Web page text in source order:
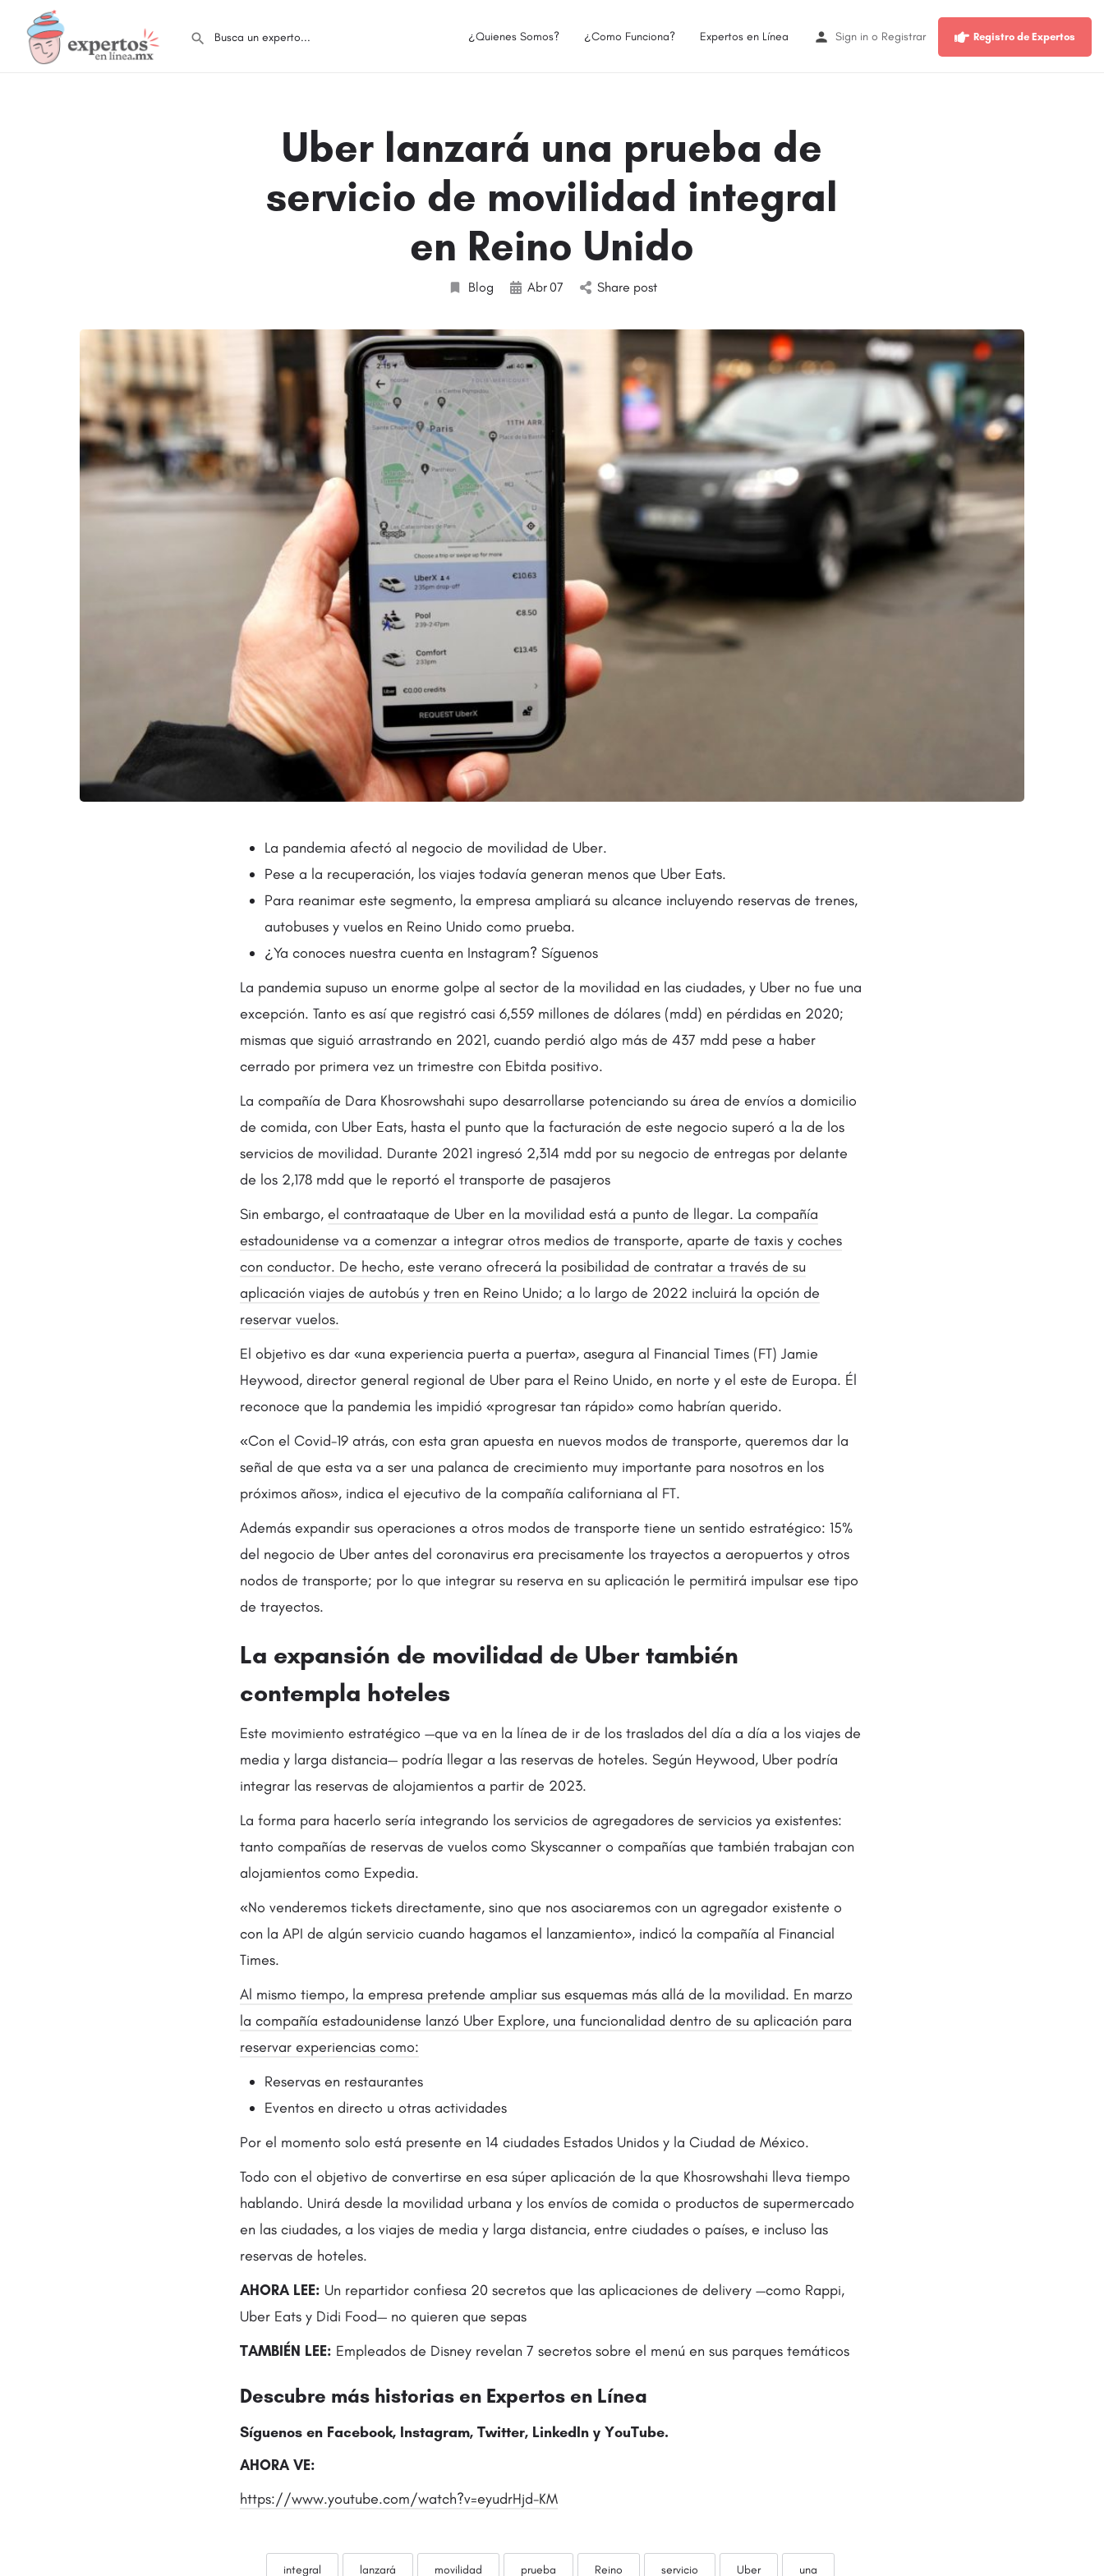
¿Quienes Somos? ¿Como Funciona? Expertos en Línea Sign in o Registrar Registro de Expertos
Uber lanzará una prueba de
servicio de movilidad integral
en Reino Unido
Blog Abr07 Share post
La pandemia afectó al negocio de movilidad de Uber.
Pese a la recuperación, los viajes todavía generan menos que Uber Eats.
Para reanimar este segmento, la empresa ampliará su alcance incluyendo reservas de trenes,
autobuses y vuelos en Reino Unido como prueba.
¿Ya conoces nuestra cuenta en Instagram? Síguenos
La pandemia supuso un enorme golpe al sector de la movilidad en las ciudades, y Uber no fue una
excepción. Tanto es así que registró casi 6,559 millones de dólares (mdd) en pérdidas en 2020;
mismas que siguió arrastrando en 2021, cuando perdió algo más de 437 mdd pese a haber
cerrado por primera vez un trimestre con Ebitda positivo.
La compañía de Dara Khosrowshahi supo desarrollarse potenciando su área de envíos a domicilio
de comida, con Uber Eats, hasta el punto que la facturación de este negocio superó a la de los
servicios de movilidad. Durante 2021 ingresó 2,314 mdd por su negocio de entregas por delante
de los 2,178 mdd que le reportó el transporte de pasajeros
Sin embargo, el contraataque de Uber en la movilidad está a punto de llegar. La compañía
estadounidense va a comenzar a integrar otros medios de transporte, aparte de taxis y coches
con conductor. De hecho, este verano ofrecerá la posibilidad de contratar a través de su
aplicación viajes de autobús y tren en Reino Unido; a lo largo de 2022 incluirá la opción de
reservar vuelos.
El objetivo es dar «una experiencia puerta a puerta», asegura al Financial Times (FT) Jamie
Heywood, director general regional de Uber para el Reino Unido, en norte y el este de Europa. Él
reconoce que la pandemia les impidió «progresar tan rápido» como habrían querido.
«Con el Covid-19 atrás, con esta gran apuesta en nuevos modos de transporte, queremos dar la
señal de que esta va a ser una palanca de crecimiento muy importante para nosotros en los
próximos años», indica el ejecutivo de la compañía californiana al FT.
Además expandir sus operaciones a otros modos de transporte tiene un sentido estratégico: 15%
del negocio de Uber antes del coronavirus era precisamente los trayectos a aeropuertos y otros
nodos de transporte; por lo que integrar su reserva en su aplicación le permitirá impulsar ese tipo
de trayectos.
La expansión de movilidad de Uber también
contempla hoteles
Este movimiento estratégico —que va en la línea de ir de los traslados del día a día a los viajes de
media y larga distancia— podría llegar a las reservas de hoteles. Según Heywood, Uber podría
integrar las reservas de alojamientos a partir de 2023.
La forma para hacerlo sería integrando los servicios de agregadores de servicios ya existentes:
tanto compañías de reservas de vuelos como Skyscanner o compañías que también trabajan con
alojamientos como Expedia.
«No venderemos tickets directamente, sino que nos asociaremos con un agregador existente o
con la API de algún servicio cuando hagamos el lanzamiento», indicó la compañía al Financial
Times.
Al mismo tiempo, la empresa pretende ampliar sus esquemas más allá de la movilidad. En marzo
la compañía estadounidense lanzó Uber Explore, una funcionalidad dentro de su aplicación para
reservar experiencias como:
Reservas en restaurantes
Eventos en directo u otras actividades
Por el momento solo está presente en 14 ciudades Estados Unidos y la Ciudad de México.
Todo con el objetivo de convertirse en esa súper aplicación de la que Khosrowshahi lleva tiempo
hablando. Unirá desde la movilidad urbana y los envíos de comida o productos de supermercado
en las ciudades, a los viajes de media y larga distancia, entre ciudades o países, e incluso las
reservas de hoteles.
AHORA LEE: Un repartidor confiesa 20 secretos que las aplicaciones de delivery —como Rappi,
Uber Eats y Didi Food— no quieren que sepas
TAMBIÉN LEE: Empleados de Disney revelan 7 secretos sobre el menú en sus parques temáticos
Descubre más historias en Expertos en Línea
Síguenos en Facebook, Instagram, Twitter, LinkedIn y YouTube.
AHORA VE:
https://www.youtube.com/watch?v=eyudrHjd-KM
integral lanzará movilidad prueba Reino servicio Uber una